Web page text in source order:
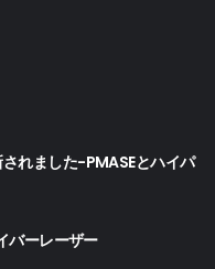
れました-PMASEとハイパ
バーレーザー